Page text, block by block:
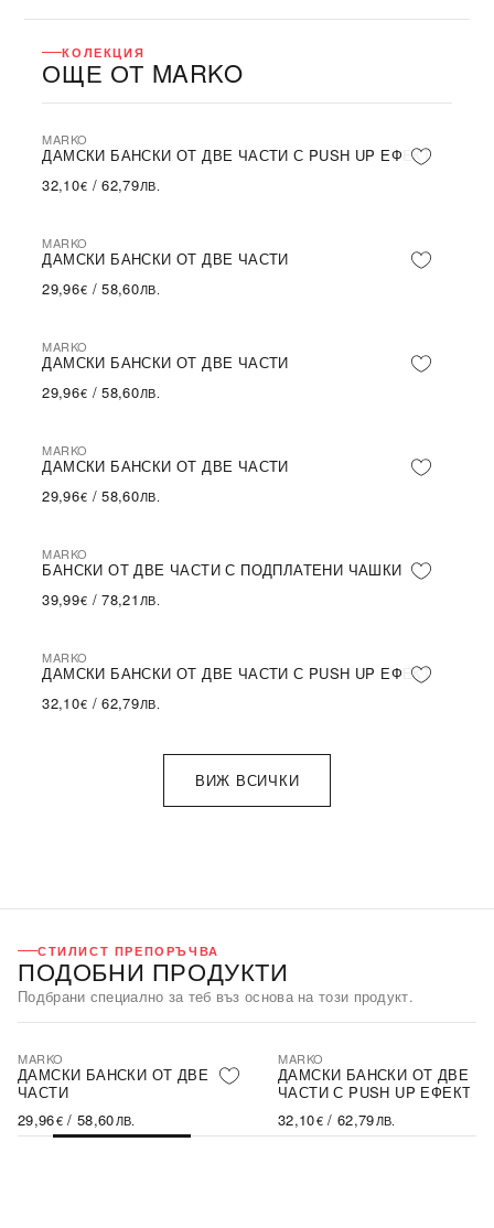
КОЛЕКЦИЯ
ОЩЕ ОТ MARKO
MARKO
ДАМСКИ БАНСКИ ОТ ДВЕ ЧАСТИ С PUSH UP ЕФЕКТ
32,10€ /62,79ЛВ.
MARKO
ДАМСКИ БАНСКИ ОТ ДВЕ ЧАСТИ
29,96€ /58,60ЛВ.
MARKO
ДАМСКИ БАНСКИ ОТ ДВЕ ЧАСТИ
29,96€ /58,60ЛВ.
MARKO
ДАМСКИ БАНСКИ ОТ ДВЕ ЧАСТИ
29,96€ /58,60ЛВ.
MARKO
БАНСКИ ОТ ДВЕ ЧАСТИ С ПОДПЛАТЕНИ ЧАШКИ
39,99€ /78,21 ЛВ.
MARKO
ДАМСКИ БАНСКИ ОТ ДВЕ ЧАСТИ С PUSH UP ЕФЕКТ
32,10€ /62,79ЛВ.
ВИЖ ВСИЧКИ
СТИЛИСТ ПРЕПОРЪЧВА
ПОДОБНИ ПРОДУКТИ
Подбрани специално за теб въз основа на този продукт.
MARKO
ДАМСКИ БАНСКИ ОТ ДВЕ
ЧАСТИ
29,96€/ 58,60ЛВ.
MARKO
ДАМСКИ БАНСКИ ОТ ДВЕ
ЧАСТИ С PUSH UP ЕФЕКТ
32,10€/ 62,79ЛВ.